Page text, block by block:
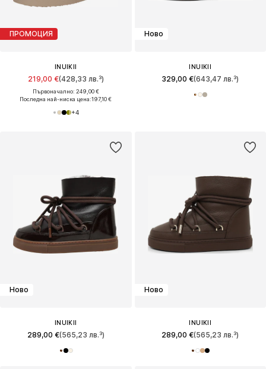
ПРОМОЦИЯ
INUIKII
219,00 €(428,33 лв.³)
Първоначално: 249,00 €
Последна най-ниска цена:197,10 €
+4
Ново
INUIKII
329,00 €(643,47 лв.³)
Ново
INUIKII
289,00 €(565,23 лв.³)
Ново
INUIKII
289,00 €(565,23 лв.³)